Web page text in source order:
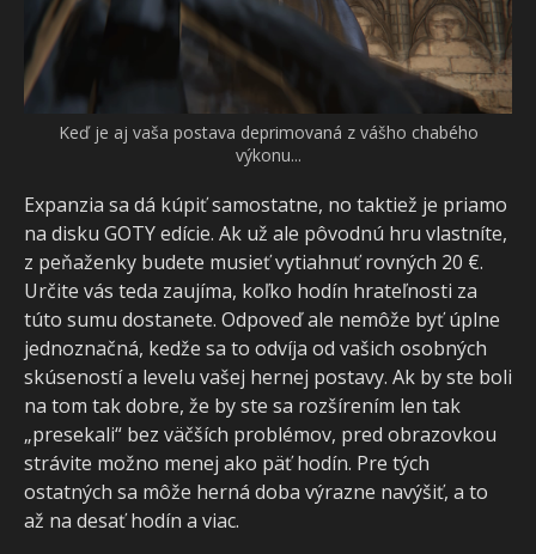
Keď je aj vaša postava deprimovaná z vášho chabého
výkonu...
Expanzia sa dá kúpiť samostatne, no taktiež je priamo
na disku GOTY edície. Ak už ale pôvodnú hru vlastníte,
z peňaženky budete musieť vytiahnuť rovných 20 €.
Určite vás teda zaujíma, koľko hodín hrateľnosti za
túto sumu dostanete. Odpoveď ale nemôže byť úplne
jednoznačná, kedže sa to odvíja od vašich osobných
skúseností a levelu vašej hernej postavy. Ak by ste boli
na tom tak dobre, že by ste sa rozšírením len tak
„presekali“ bez väčších problémov, pred obrazovkou
strávite možno menej ako päť hodín. Pre tých
ostatných sa môže herná doba výrazne navýšiť, a to
až na desať hodín a viac.